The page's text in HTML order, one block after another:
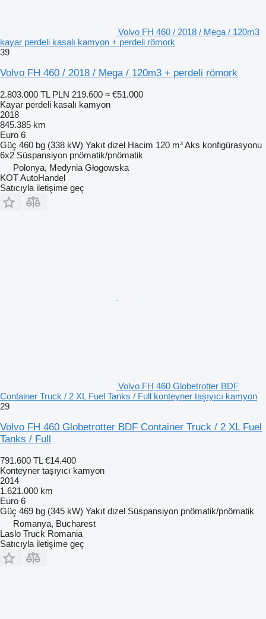
Volvo FH 460 / 2018 / Mega / 120m3
kayar perdeli kasalı kamyon + perdeli römork
39
Volvo FH 460 / 2018 / Mega / 120m3 + perdeli römork
2.803.000 TL PLN 219.600 ≈ €51.000
Kayar perdeli kasalı kamyon
2018
845.385 km
Euro 6
Güç 460 bg (338 kW) Yakıt dizel Hacim 120 m³Aks konfigürasyonu
6x2 Süspansiyon pnömatik/pnömatik
Polonya, Medynia Głogowska
KOT AutoHandel
Satıcıyla iletişime geç
Volvo FH 460 Globetrotter BDF
Container Truck / 2 XL Fuel Tanks / Full konteyner taşıyıcı kamyon
29
Volvo FH 460 Globetrotter BDF Container Truck / 2 XL Fuel
Tanks / Full
791.600 TL €14.400
Konteyner taşıyıcı kamyon
2014
1.621.000 km
Euro 6
Güç 469 bg (345 kW) Yakıt dizel Süspansiyon pnömatik/pnömatik
Romanya, Bucharest
Laslo Truck Romania
Satıcıyla iletişime geç